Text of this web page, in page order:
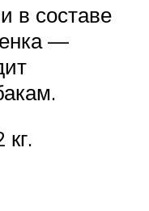
в составе
—